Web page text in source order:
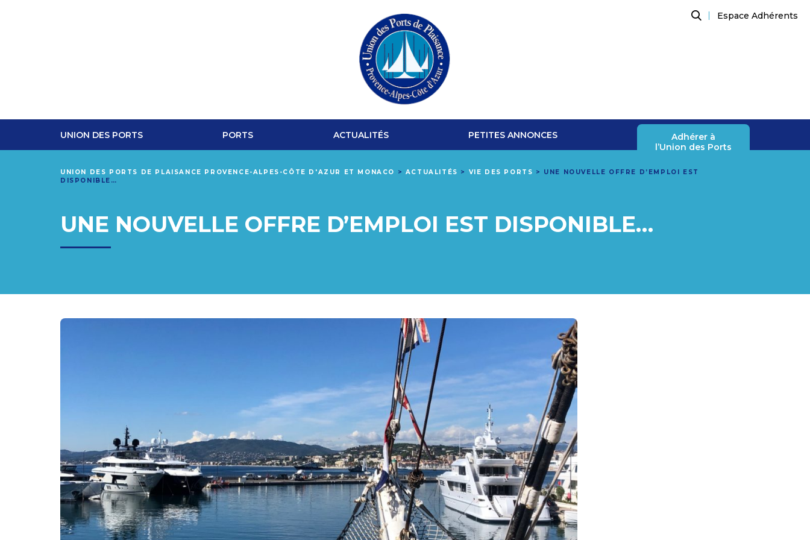
Espace Adhérents
UNION
PORTS
PLAISANCE
CÔTE
D'AZUR
ET
MONACO
UNION DES PORTS PORTS ACTUALITÉS PETITES ANNONCES
Adhérer à
l’Union des Ports
UNION DES PORTS DE PLAISANCE PROVENCE-ALPES-CÔTE D'AZUR ET MONACO > ACTUALITÉS > VIE DES PORTS > UNE NOUVELLE OFFRE D’EMPLOI EST
DISPONIBLE…
UNE NOUVELLE OFFRE D’EMPLOI EST DISPONIBLE…